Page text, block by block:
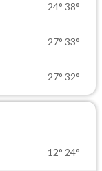
24° 38°
27° 33°
27° 32°
12° 24°